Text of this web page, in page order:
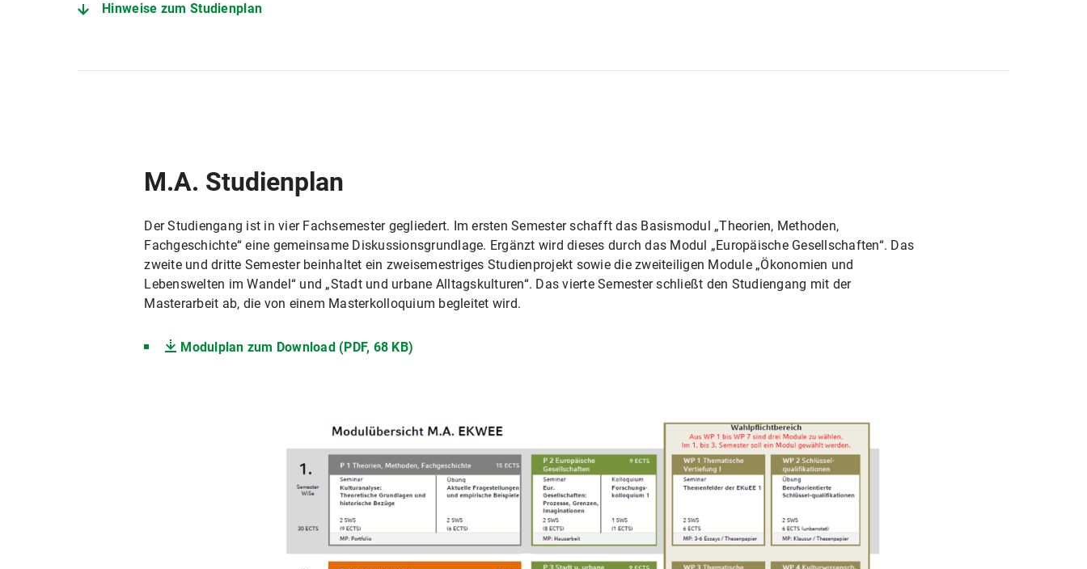
Hinweise zum Studienplan
M.A. Studienplan
Der Studiengang ist in vier Fachsemester gegliedert. Im ersten Semester schafft das Basismodul „Theorien, Methoden,
Fachgeschichte“ eine gemeinsame Diskussionsgrundlage. Ergänzt wird dieses durch das Modul „Europäische Gesellschaften“. Das
zweite und dritte Semester beinhaltet ein zweisemestriges Studienprojekt sowie die zweiteiligen Module „Ökonomien und
Lebenswelten im Wandel“ und „Stadt und urbane Alltagskulturen“. Das vierte Semester schließt den Studiengang mit der
Masterarbeit ab, die von einem Masterkolloquium begleitet wird.
Modulplan zum Download (PDF, 68 KB)